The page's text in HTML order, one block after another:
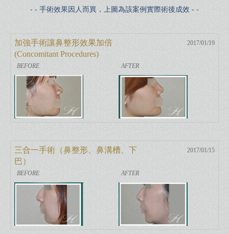
- - 手術效果因人而異，上圖為該案例實際術後成效 - -
加強手術讓鼻整形效果加倍
(Concomitant Procedures)
2017/01/19
三合一手術（鼻整形、鼻溝槽、下
巴）
2017/01/15